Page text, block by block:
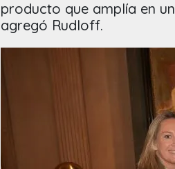
producto que amplía en
agregó Rudloff.